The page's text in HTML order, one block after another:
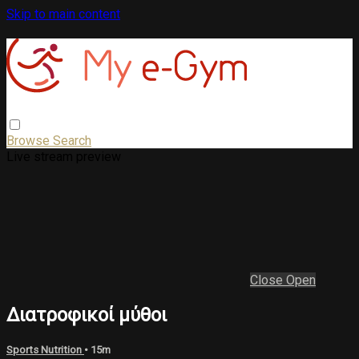
Skip to main content
Browse Search
Close Open
Διατροφικοί μύθοι
Sports Nutrition • 15m